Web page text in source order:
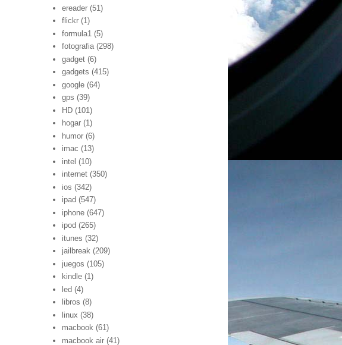
ereader (51)
flickr (1)
formula1 (5)
fotografia (298)
gadget (6)
gadgets (415)
google (64)
gps (39)
HD (101)
hogar (1)
humor (6)
imac (13)
intel (10)
internet (350)
ios (342)
ipad (547)
iphone (647)
ipod (265)
itunes (32)
jailbreak (209)
juegos (105)
kindle (1)
led (4)
libros (8)
linux (38)
macbook (61)
macbook air (41)